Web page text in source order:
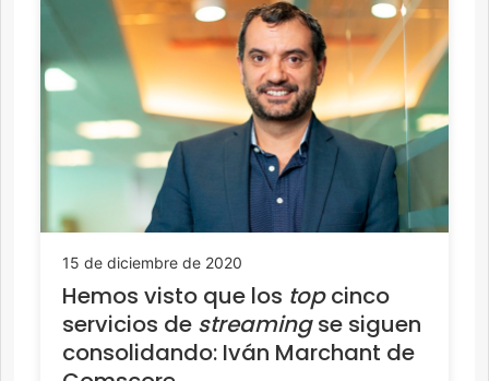
15 de diciembre de 2020
Hemos visto que los topcinco
servicios de streamingse siguen
consolidando: Iván Marchant de